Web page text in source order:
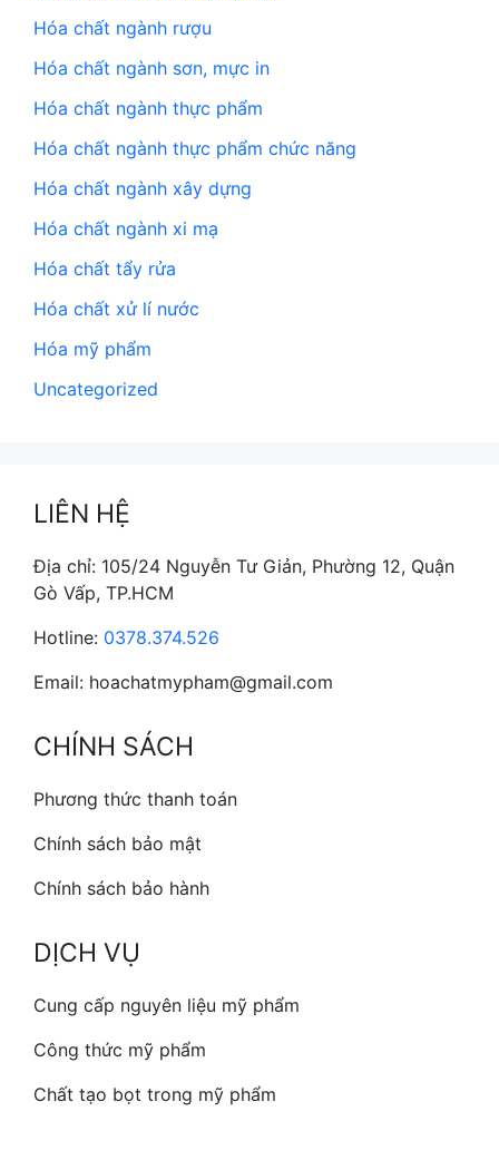
Hóa chất ngành rượu
Hóa chất ngành sơn, mực in
Hóa chất ngành thực phẩm
Hóa chất ngành thực phẩm chức năng
Hóa chất ngành xây dựng
Hóa chất ngành xi mạ
Hóa chất tẩy rửa
Hóa chất xử lí nước
Hóa mỹ phẩm
Uncategorized
LIÊN HỆ
Địa chỉ: 105/24 Nguyễn Tư Giản, Phường 12, Quận
Gò Vấp, TP.HCM
Hotline: 0378.374.526
Email: hoachatmypham@gmail.com
CHÍNH SÁCH
Phương thức thanh toán
Chính sách bảo mật
Chính sách bảo hành
DỊCH VỤ
Cung cấp nguyên liệu mỹ phẩm
Công thức mỹ phẩm
Chất tạo bọt trong mỹ phẩm